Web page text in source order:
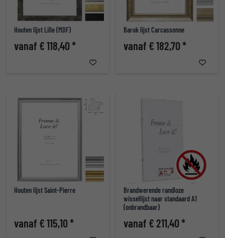
Houten lijst Lille (MDF)
vanaf € 118,40 *
Barok lijst Carcassonne
vanaf € 182,70 *
Houten lijst Saint-Pierre
vanaf € 115,10 *
Brandwerende randloze
wissellijst naar standaard A1
(onbrandbaar)
vanaf € 211,40 *